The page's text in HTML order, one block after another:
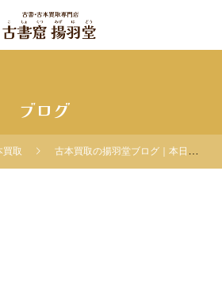
ブログ
買取 古本買取の揚羽堂ブログ｜本日も大田区内のお宅へ古本出張買取